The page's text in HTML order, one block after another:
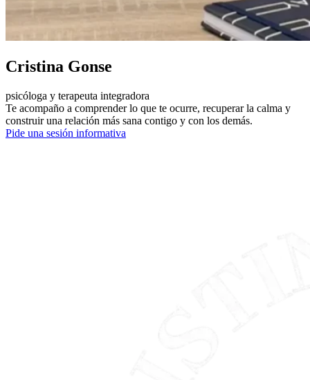
Cristina Gonse
psicóloga y terapeuta integradora
Te acompaño a comprender lo que te ocurre, recuperar la calma y
construir una relación más sana contigo y con los demás.
Pide una sesión informativa